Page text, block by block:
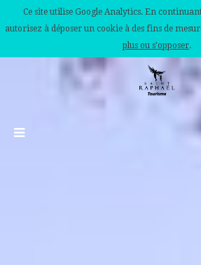
Ce site utilise Google Analytics. En
autorisez à déposer un cookie à des fins de
plus ou s'opposer.